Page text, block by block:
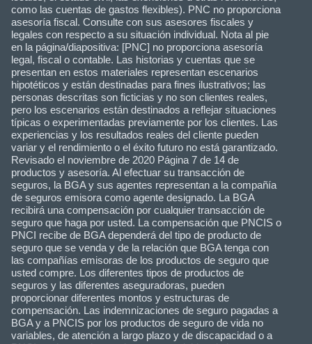
como las cuentas de gastos flexibles). PNC no proporciona
asesoría fiscal. Consulte con sus asesores fiscales y
legales con respecto a su situación individual. Nota al pie
en la página/diapositiva: [PNC] no proporciona asesoría
legal, fiscal o contable. Las historias y cuentas que se
presentan en estos materiales representan escenarios
hipotéticos y están destinadas para fines ilustrativos; las
personas descritas son ficticias y no son clientes reales,
pero los escenarios están destinados a reflejar situaciones
típicas o experimentadas previamente por los clientes. Las
experiencias y los resultados reales del cliente pueden
variar y el rendimiento o el éxito futuro no está garantizado.
Revisado el noviembre de 2020 Página 7 de 14 de
productos y asesoría. Al efectuar su transacción de
seguros, la BGA y sus agentes representan a la compañía
de seguros emisora como agente designado. La BGA
recibirá una compensación por cualquier transacción de
seguro que haga por usted. La compensación que PNCIS o
PNCI recibe de BGA dependerá del tipo de producto de
seguro que se venda y de la relación que BGA tenga con
las compañías emisoras de los productos de seguro que
usted compre. Los diferentes tipos de productos de
seguros y las diferentes aseguradoras, pueden
proporcionar diferentes montos y estructuras de
compensación. Las indemnizaciones de seguro pagadas a
BGA y a PNCIS por los productos de seguro de vida no
variables, de atención a largo plazo y de discapacidad o a